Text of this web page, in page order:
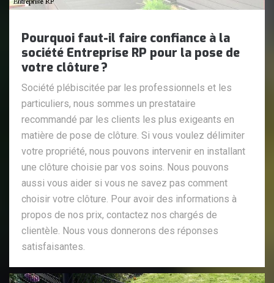
Pourquoi faut-il faire confiance à la
société Entreprise RP pour la pose de
votre clôture ?
Société plébiscitée par les professionnels et les
particuliers, nous sommes un prestataire
recommandé par les clients les plus exigeants en
matière de pose de clôture. Si vous voulez délimiter
votre propriété, nous pouvons intervenir en installant
une clôture choisie par vos soins. Nous pouvons
aussi vous aider si vous ne savez pas comment
choisir votre clôture. Pour avoir des informations à
propos de nos prix, contactez nos chargés de
clientèle. Nous vous donnerons des réponses
satisfaisantes.